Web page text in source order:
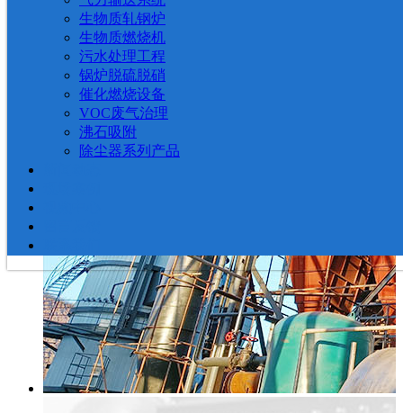
生物质轧钢炉
生物质燃烧机
污水处理工程
锅炉脱硫脱硝
催化燃烧设备
VOC废气治理
沸石吸附
除尘器系列产品